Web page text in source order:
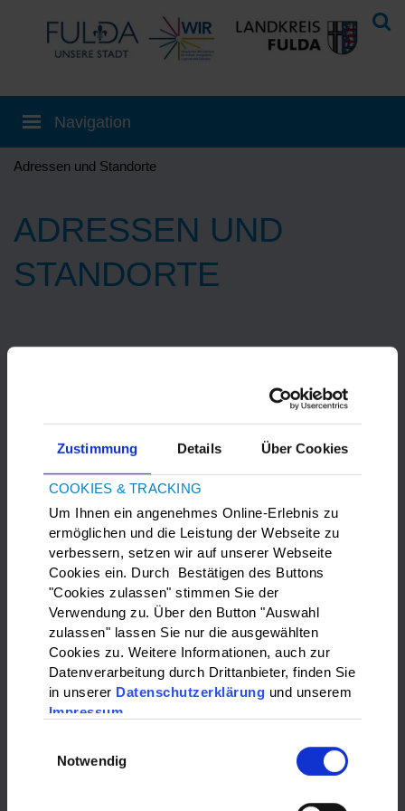
Zustimmung Details Über Cookies
COOKIES & TRACKING
Um Ihnen ein angenehmes Online-Erlebnis zu
ermöglichen und die Leistung der Webseite zu
verbessern, setzen wir auf unserer Webseite
Cookies ein. Durch Bestätigen des Buttons
"Cookies zulassen" stimmen Sie der
Verwendung zu. Über den Button "Auswahl
zulassen" lassen Sie nur die ausgewählten
Cookies zu. Weitere Informationen, auch zur
Datenverarbeitung durch Drittanbieter, finden Sie
in unserer Datenschutzerklärung und unserem
Impressum
Notwendig
Adressen und Standorte
ADRESSEN UND
STANDORTE
Marketing-Cookies
akzeptieren, um die Google Maps
anzuzeigen.
WAS?:
Bitte wählen…
Bitte wählen…